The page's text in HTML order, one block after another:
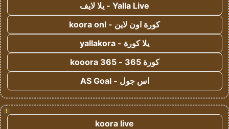
Yalla Live - يلا لايف
كورة اون لاين - koora onl
يلا كورة - yallakora
كورة 365 - kooora 365
اس جول - AS Goal
!
koora live